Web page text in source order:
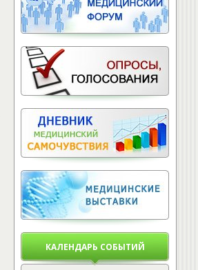
КАЛЕНДАРЬ СОБЫТИЙ